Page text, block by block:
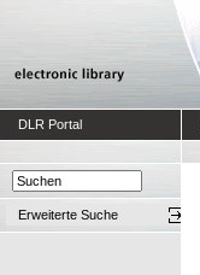
DLR Portal
Erweiterte Suche